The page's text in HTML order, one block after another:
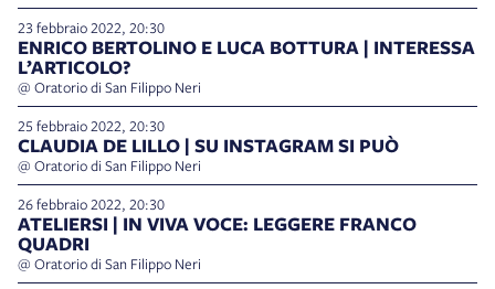
23 febbraio 2022, 20:30
ENRICO BERTOLINO E LUCA BOTTURA | INTERESSA
L’ARTICOLO?
@ Oratorio di San Filippo Neri
25 febbraio 2022, 20:30
CLAUDIA DE LILLO | SU INSTAGRAM SI PUÒ
@ Oratorio di San Filippo Neri
26 febbraio 2022, 20:30
ATELIERSI | IN VIVA VOCE: LEGGERE FRANCO
QUADRI
@ Oratorio di San Filippo Neri